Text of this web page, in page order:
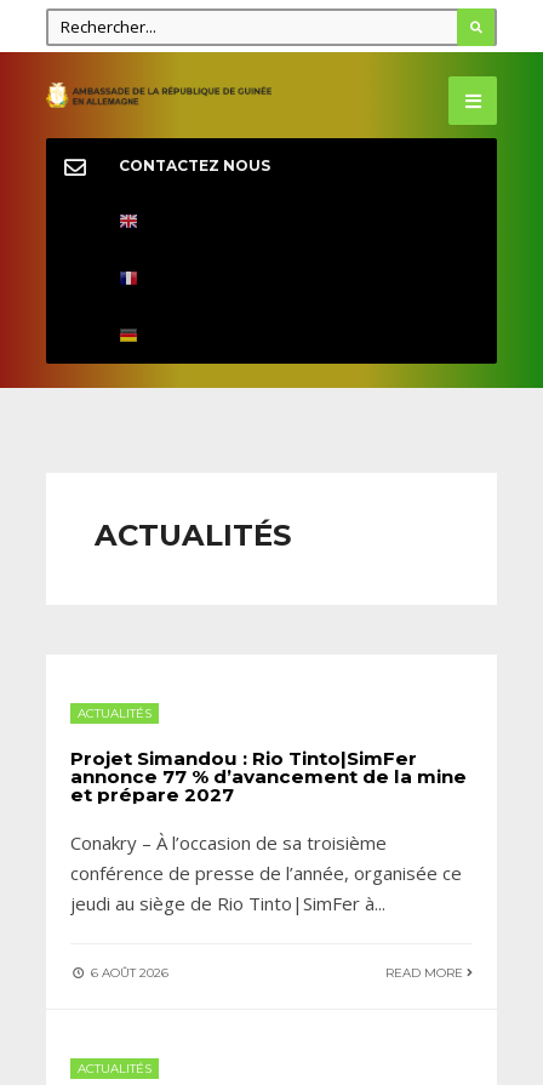
CONTACTEZ NOUS
ACTUALITÉS
ACTUALITÉS
Projet Simandou : Rio Tinto|SimFer
annonce 77 % d’avancement de la mine
et prépare 2027
Conakry – À l’occasion de sa troisième
conférence de presse de l’année, organisée ce
jeudi au siège de Rio Tinto|SimFer à...
6 AOÛT 2026 READ MORE
ACTUALITÉS